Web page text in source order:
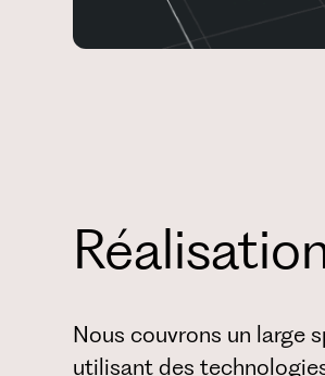
Nous couvrons un large
utilisant des